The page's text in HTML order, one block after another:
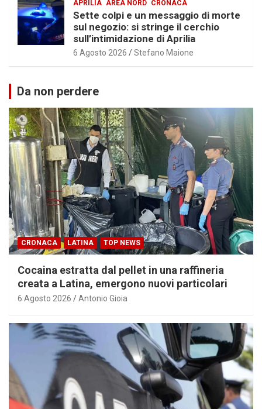
APRILIA AREA NORD CRONACA
Sette colpi e un messaggio di morte
sul negozio: si stringe il cerchio
sull’intimidazione di Aprilia
6 Agosto 2026 Stefano Maione
Da non perdere
CRONACA LATINA TOP NEWS
Cocaina estratta dal pellet in una raffineria
creata a Latina, emergono nuovi particolari
6 Agosto 2026 Antonio Gioia